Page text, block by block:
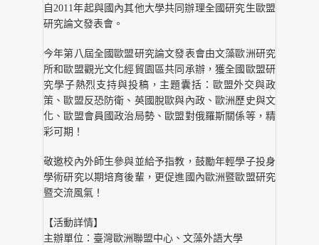
自2011年起與國內其他大學共同辦理全國研究生歐盟
研究論文發表會。
今年第八屆全國歐盟研究論文發表會由文藻歐洲研究
所和歐盟觀光文化經貿園區共同承辦，獲全國歐盟研
究學子熱烈支持與投稿，主題囊括：歐盟外交與政
策、歐盟反恐防衛、英國脫歐與內政、歐洲歷史與文
化、歐盟會員國政治局勢、歐盟對俄羅斯關係等，精
彩可期！
敬邀校內外師生參與並給予指教，鼓勵年輕學子投身
學術研究以期培育後輩，更促進國內歐洲暨歐盟研究
暨交流風氣！
【活動詳情】
主辦單位：臺灣歐洲聯盟中心、文藻外語大學